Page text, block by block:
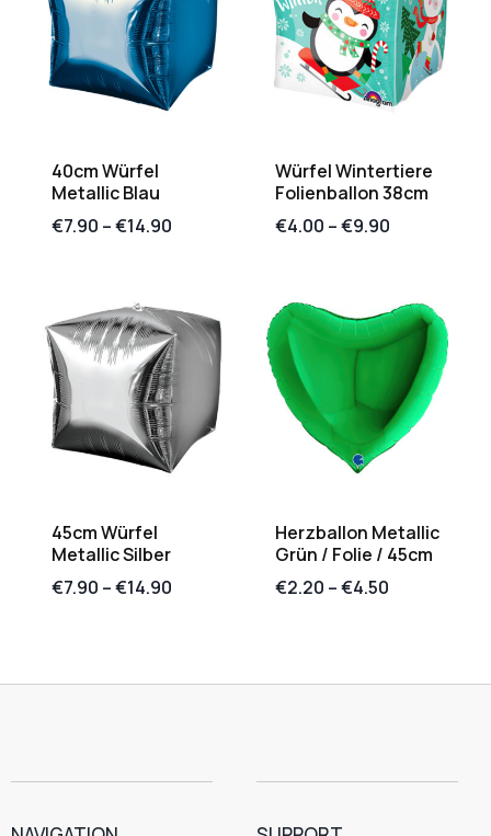
40cm Würfel
Metallic Blau
€7.90 –€14.90
Würfel Wintertiere
Folienballon 38cm
€4.00 –€9.90
45cm Würfel
Metallic Silber
€7.90 –€14.90
Herzballon Metallic
Grün / Folie / 45cm
€2.20 –€4.50